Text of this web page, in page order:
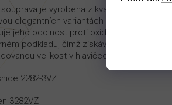
je vyrobena z kvalitního stříbra
elegantních variantách povrchové
jeho odolnost proti oxidaci. Naopak
podkladu, čímž získává vizuál
velikost v hlavičce produktu.
2282-3VZ
3282VZ